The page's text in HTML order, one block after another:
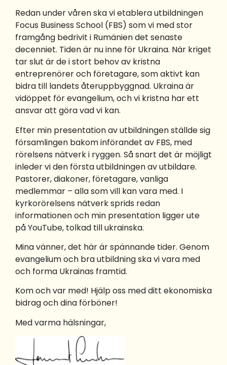
Redan under våren ska vi etablera utbildningen
Focus Business School (FBS) som vi med stor
framgång bedrivit i Rumänien det senaste
decenniet. Tiden är nu inne för Ukraina. När kriget
tar slut är de i stort behov av kristna
entreprenörer och företagare, som aktivt kan
bidra till landets återuppbyggnad. Ukraina är
vidöppet för evangelium, och vi kristna har ett
ansvar att göra vad vi kan.
Efter min presentation av utbildningen ställde sig
församlingen bakom införandet av FBS, med
rörelsens nätverk i ryggen. Så snart det är möjligt
inleder vi den första utbildningen av utbildare.
Pastorer, diakoner, företagare, vanliga
medlemmar – alla som vill kan vara med. I
kyrkorörelsens nätverk sprids redan
informationen och min presentation ligger ute
på YouTube, tolkad till ukrainska.
Mina vänner, det här är spännande tider. Genom
evangelium och bra utbildning ska vi vara med
och forma Ukrainas framtid.
Kom och var med! Hjälp oss med ditt ekonomiska
bidrag och dina förböner!
Med varma hälsningar,